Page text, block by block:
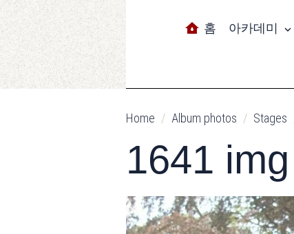
홈 아카데미
Home Album photos Stages
1641